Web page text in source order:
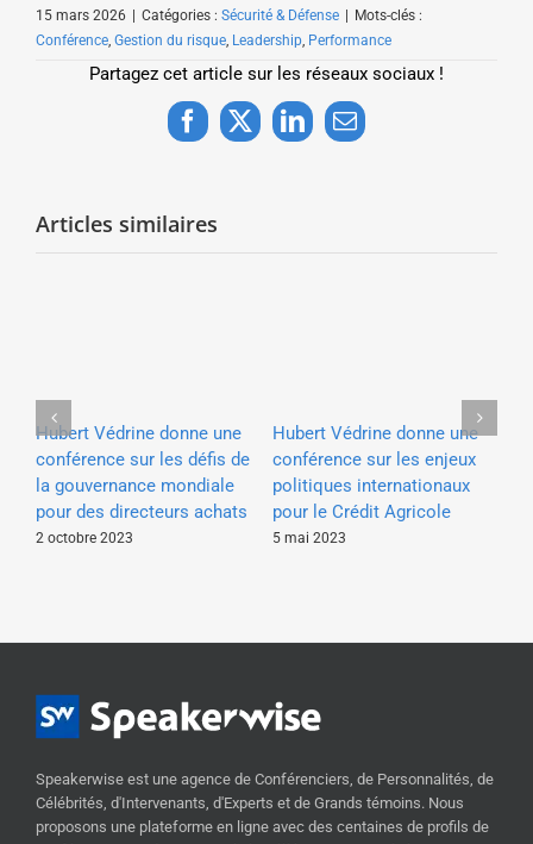
15 mars 2026 | Catégories : Sécurité & Défense | Mots-clés :
Conférence Gestion du risque Leadership Performance
Partagez cet article sur les réseaux sociaux !
Facebook
X LinkedInEmail
Articles similaires
Hubert Védrine donne une
conférence sur les défis de
la gouvernance mondiale
pour des directeurs achats
2 octobre 2023
Hubert Védrine donne une
conférence sur les enjeux
politiques internationaux
pour le Crédit Agricole
5 mai 2023
Speakerwise est une agence de Conférenciers, de Personnalités, de
Célébrités, d'Intervenants, d'Experts et de Grands témoins. Nous
proposons une plateforme en ligne avec des centaines de profils de